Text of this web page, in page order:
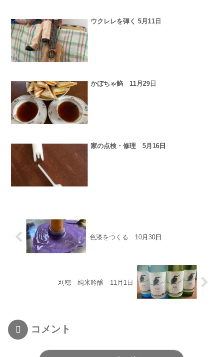
ウクレレを弾く 5月11日
かぼちゃ餡 11月29日
家の点検・修理 5月16日
色漆をつくる 10月30日
刈穂 純米吟醸 11月1日
コメント